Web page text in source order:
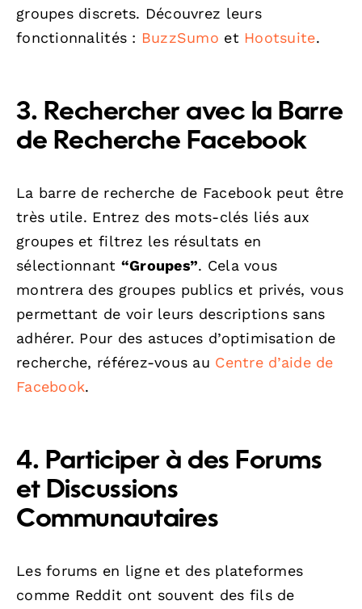
groupes discrets. Découvrez leurs
fonctionnalités : BuzzSumo et Hootsuite.
3. Rechercher avec la Barre
de Recherche Facebook
La barre de recherche de Facebook peut être
très utile. Entrez des mots-clés liés aux
groupes et filtrez les résultats en
sélectionnant “Groupes”. Cela vous
montrera des groupes publics et privés, vous
permettant de voir leurs descriptions sans
adhérer. Pour des astuces d’optimisation de
recherche, référez-vous au Centre d’aide de
Facebook.
4. Participer à des Forums
et Discussions
Communautaires
Les forums en ligne et des plateformes
comme Reddit ont souvent des fils de